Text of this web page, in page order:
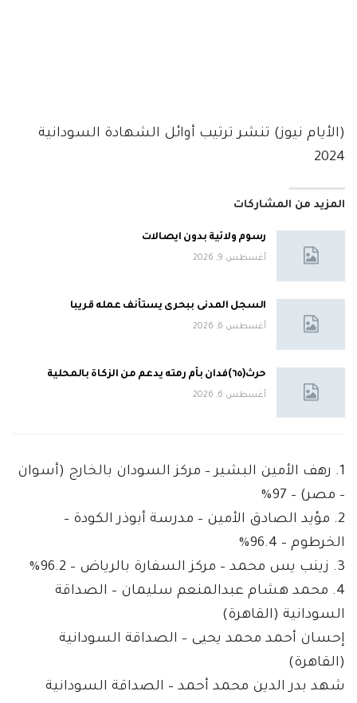
(الأيام نيوز) تنشر ترتيب أوائل الشهادة السودانية
2024
المزيد من المشاركات
رسوم ولائية بدون ايصالات
أغسطس 9, 2026
السجل المدنى ببحرى يستأنف عمله قريبا
أغسطس 6, 2026
حرث(٦٥)فدان بأم رمته يدعم من الزكاة بالمحلية
أغسطس 6, 2026
1. رهف الأمين البشير – مركز السودان بالخارج (أسوان
– مصر) – 97%
2. مؤيد الصادق الأمين – مدرسة أبوذر الكودة –
الخرطوم – 96.4%
3. زينب يس محمد – مركز السفارة بالرياض – 96.2%
4. محمد هشام عبدالمنعم سليمان – الصداقة
السودانية (القاهرة)
إحسان أحمد محمد يحيى – الصداقة السودانية
(القاهرة)
شهد بدر الدين محمد أحمد – الصداقة السودانية